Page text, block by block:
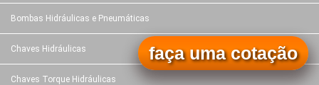
Bombas Hidráulicas e Pneumáticas
Chaves Hidráulicas
Chaves Torque Hidráulicas
faça uma cotação